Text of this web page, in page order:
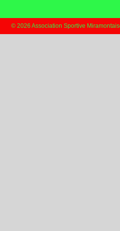
© 2026 Association Sportive